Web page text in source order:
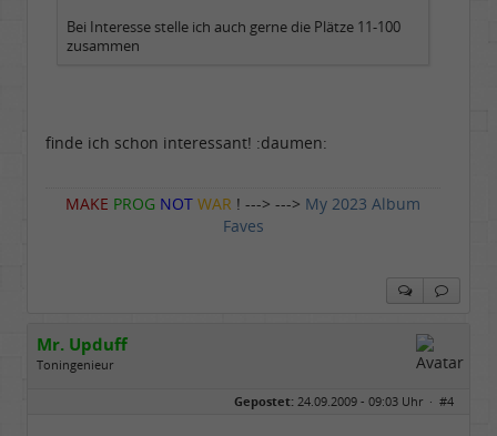
Bei Interesse stelle ich auch gerne die Plätze 11-100
zusammen
finde ich schon interessant! :daumen:
MAKE PROG NOT WAR ! ---> ---> My 2023 Album
Faves
Mr. Upduff
Toningenieur
BasemountainhomeGepostet: 24.09.2009 - 09:03 Uhr · #4